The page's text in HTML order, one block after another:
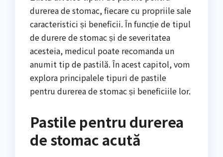
durerea de stomac, fiecare cu propriile sale
caracteristici și beneficii. În funcție de tipul
de durere de stomac și de severitatea
acesteia, medicul poate recomanda un
anumit tip de pastilă. În acest capitol, vom
explora principalele tipuri de pastile
pentru durerea de stomac și beneficiile lor.
Pastile pentru durerea
de stomac acută